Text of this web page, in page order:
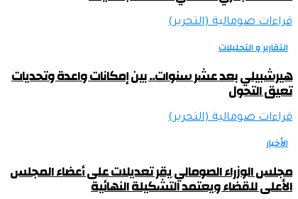
قراءات صومالية (التحرير)
التقارير و التحليلات
هيرشبيلي بعد عشر سنوات.. بين إمكانات واعدة وتحديات
تعيق التحول
قراءات صومالية (التحرير)
الأخبار
مجلس الوزراء الصومالي يقر تعديلات على أعضاء المجلس
الأعلى للقضاء ويعتمد التشكيلة النهائية